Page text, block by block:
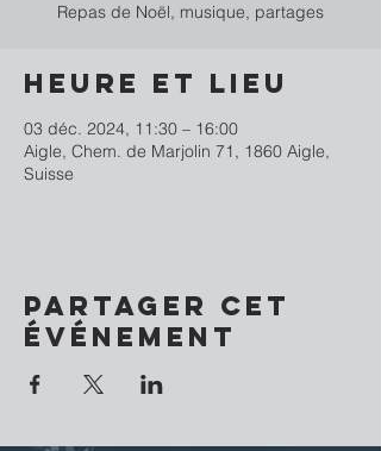
Repas de Noël, musique, partages
Heure et lieu
03 déc. 2024, 11:30 – 16:00
Aigle, Chem. de Marjolin 71, 1860 Aigle,
Suisse
Partager cet
événement